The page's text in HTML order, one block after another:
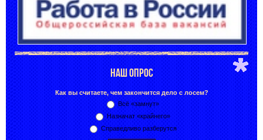
НАШ ОПРОС
Как вы считаете, чем закончится дело с лосем?
Всё «замнут»
Назначат «крайнего»
Справедливо разберутся